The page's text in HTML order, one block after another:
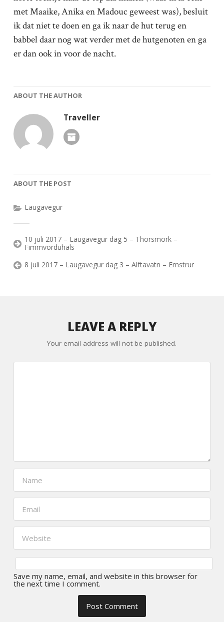
met Maaike, Anika en Madouc geweest was), besluit
ik dat niet te doen en ga ik naar de hut terug en
babbel daar nog wat verder met de hutgenoten en ga
er dan ook in voor de nacht.
ABOUT THE AUTHOR
Traveller
ABOUT THE POST
Laugavegur
10 juli 2017 – Laugavegur dag 5 – Thorsmork –
Fimmvorduhals
8 juli 2017 – Laugavegur dag 3 – Alftavatn – Emstrur
LEAVE A REPLY
Your email address will not be published.
Save my name, email, and website in this browser for
the next time I comment.